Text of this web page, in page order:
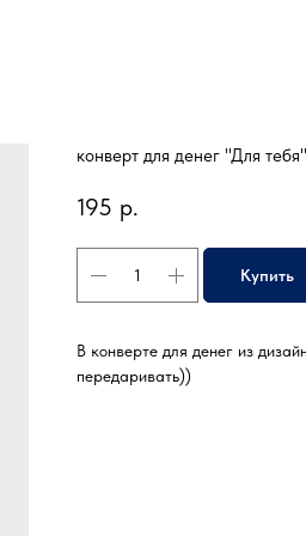
конверт для денег "Для тебя"
195 р.
Купить
В конверте для денег из
передаривать))